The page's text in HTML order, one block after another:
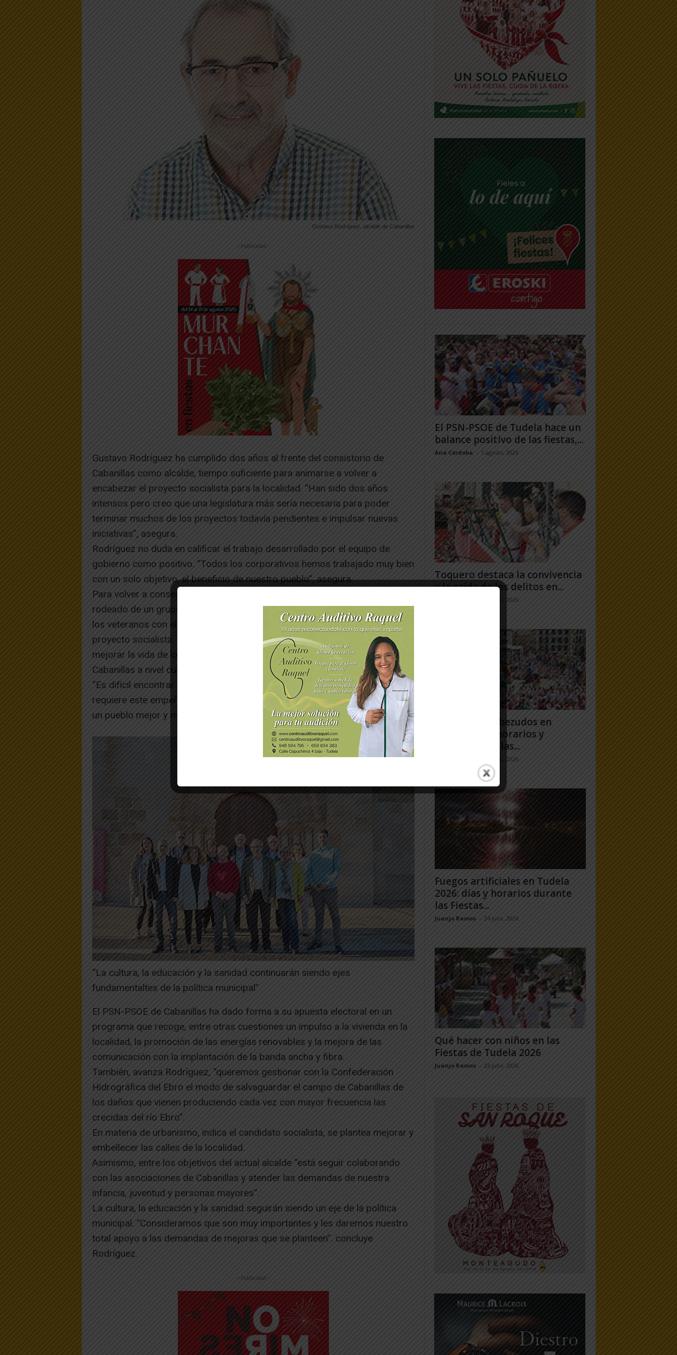
Gustavo Rodríguez, alcalde de Cabanillas
-- Publicidad --
Gustavo Rodríguez ha cumplido dos años al frente del consistorio de
Cabanillas como alcalde, tiempo suficiente para animarse a volver a
encabezar el proyecto socialista para la localidad. “Han sido dos años
intensos pero creo que una legislatura más sería necesaria para poder
terminar muchos de los proyectos todavía pendientes e impulsar nuevas
iniciativas”, asegura.
Rodríguez no duda en calificar el trabajo desarrollado por el equipo de
gobierno como positivo. “Todos los corporativos hemos trabajado muy bien
con un solo objetivo, el beneficio de nuestro pueblo”, asegura.
Para volver a conseguir el apoyo de los vecinos, Gustavo Rodríguez se ha
rodeado de un grupo de trabajo “renovado” que mezcla la experiencia de
los veteranos con el ímpetu y la motivación de los jóvenes que se suman al
proyecto socialista. “Un equipo con ganas de trabajar por la localidad y
mejorar la vida de los vecinos, que continúe contribuyendo a mejorar
Cabanillas a nivel cultural, social, festivo, económico y deportivo”, asegura.
“Es difícil encontrar compañeros de viaje que quieran dedicar el tiempo que
requiere este empeño. Todos lo hacen con ilusión, para hacer de Cabanillas
un pueblo mejor y más próspero”, destaca Rodríguez.
“La cultura, la educación y la sanidad continuarán siendo ejes
fundamentaltes de la política municipal”
El PSN-PSOE de Cabanillas ha dado forma a su apuesta electoral en un
programa que recoge, entre otras cuestiones un impulso a la vivienda en la
localidad, la promoción de las energías renovables y la mejora de las
comunicación con la implantación de la banda ancha y fibra.
También, avanza Rodríguez, “queremos gestionar con la Confederación
Hidrográfica del Ebro el modo de salvaguardar el campo de Cabanillas de
los daños que vienen produciendo cada vez con mayor frecuencia las
crecidas del río Ebro”.
En materia de urbanismo, indica el candidato socialista, se plantea mejorar y
embellecer las calles de la localidad.
Asimismo, entre los objetivos del actual alcalde “está seguir colaborando
con las asociaciones de Cabanillas y atender las demandas de nuestra
infancia, juventud y personas mayores”.
La cultura, la educación y la sanidad seguirán siendo un eje de la política
municipal. “Consideramos que son muy importantes y les daremos nuestro
total apoyo a las demandas de mejoras que se planteen”. concluye
Rodríguez.
-- Publicidad --
El PSN-PSOE de Tudela hace un
balance positivo de las fiestas,...
Ana Córdoba - 1 agosto, 2026
Toquero destaca la convivencia
y la caída de los delitos en...
31 julio, 2026
Gigantes y Cabezudos en
Tudela 2026: horarios y
recorridos en las...
25 julio, 2026
Fuegos artificiales en Tudela
2026: días y horarios durante
las Fiestas...
Juanjo Ramos - 24 julio, 2026
Qué hacer con niños en las
Fiestas de Tudela 2026
Juanjo Ramos - 23 julio, 2026